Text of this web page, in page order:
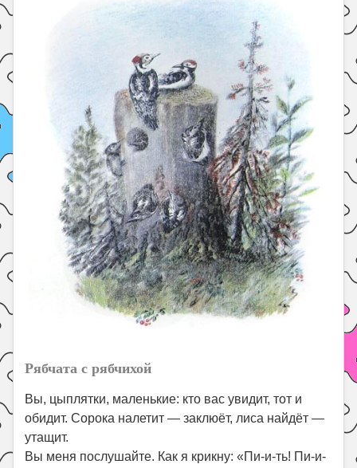
Рябчата с рябчихой
Вы, цыплятки, маленькие: кто вас увидит, тот и
обидит. Сорока налетит — заклюёт, лиса найдёт —
утащит.
Вы меня послушайте. Как я крикну: «Пи-и-ть! Пи-и-